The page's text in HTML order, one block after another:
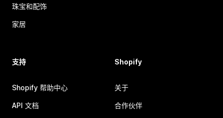
珠宝和配饰
家居
支持
Shopify 帮助中心
API 文档
Shopify
关于
合作伙伴